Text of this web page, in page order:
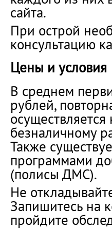
сайта.
При острой
консультацию
Цены и условия
В среднем
рублей,
безналичному
Также
программами
(полисы ДМС).
Не
Запишитесь на
пройдите